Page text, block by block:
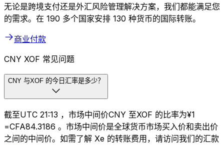
无论是跨境支付还是外汇风险管理解决方案，我们都能满足您
的需求。在 190 多个国家安排 130 种货币的国际转账。
商业付款
CNY XOF 常见问题
CNY 与XOF 的今日汇率是多少？
截至UTC 21:13 ，市场中间价CNY 至XOF 的比率为¥1
=CFA84.3186 。市场中间价是全球货币市场买入价和卖出价
之间的中间价。如需了解 Xe 的转账费用，请访问我们的汇款